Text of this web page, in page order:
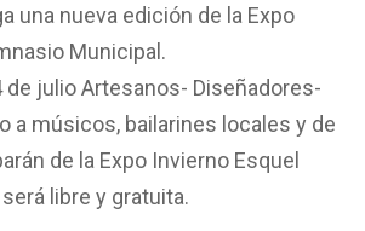
una nueva edición de la Expo
Municipal.
de julio Artesanos- Diseñadores-
a músicos, bailarines locales y de
de la Expo Invierno Esquel
libre y gratuita.